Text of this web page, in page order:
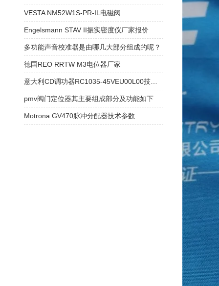
VESTA NM52W1S-PR-IL电磁阀
Engelsmann STAV II振实密度仪厂家报价
多功能声音校准器是由哪几大部分组成的呢？
德国REO RRTW M3电位器厂家
pmv阀门定位器其主要组成部分及功能如下
Motrona GV470脉冲分配器技术参数